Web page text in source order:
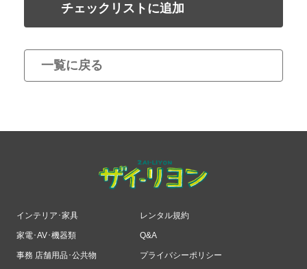
チェックリストに追加
一覧に戻る
インテリア･家具
家電･AV･機器類
事務 店舗用品･公共物
レンタル規約
Q&A
プライバシーポリシー